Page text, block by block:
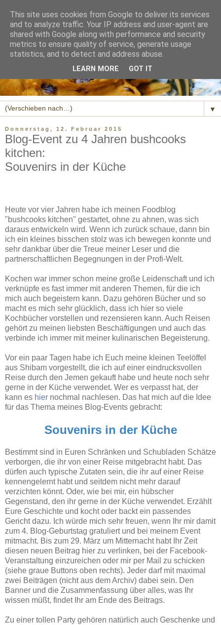
▼
Donnerstag, 12. Februar 2015
Blog-Event zu 4 Jahren bushcooks
kitchen:
Souvenirs in der Küche
Heute vor vier Jahren habe ich meinen Foodblog
"bushcooks kitchen" gestartet, ohne zu ahnen, was sich
daraus entwickeln wird. Wenn ich zurück schaue, dann bin
ich ein kleines bisschen stolz was ich bewegen konnte und
sehr dankbar über die Treue meiner Leser und die
partnerschaftlichen Begegnungen in der Profi-Welt.
Kochen war immer schon meine große Leidenschaft und ich
verknüpfe es fast immer mit anderen Themen, für die ich
mich auch begeistern kann. Dazu gehören Bücher und so
macht es mich sehr glücklich, dass ich hier so viele
Kochbücher vorstellen und rezensieren kann. Auch Reisen
gehört zu meinen liebsten Beschäftigungen und auch das
verbinde ich immer mit meiner kulinarischen Begeisterung.
Vor ein paar Tagen habe ich Euch meine kleinen Teelöffel
aus Shibam vorgestellt, die ich auf einer eindrucksvollen
Reise durch den Jemen gekauft habe und heute noch sehr
gerne in der Küche verwendet. Wer es verpasst hat, der
kann es hier nochmal nachlesen. Das hat mich auf die Idee
für das Thema meines Blog-Events gebracht:
Souvenirs in der Küche
Bestimmt sind in Euren Schränken und Schubladen Schätze
verborgen, die ihr von einer Reise mitgebracht habt. Das
dürfen auch typische Zutaten sein, die ihr auf einer Reise
kennengelernt habt und seitdem nicht mehr darauf
verzichten könnt. Oder, wie bei mir, ein hübscher
Gegenstand, den ihr gerne in der Küche verwendet. Erzählt
Eure Geschichte und kocht oder backt ein passendes
Gericht dazu. Ich würde mich sehr freuen, wenn Ihr mir damit
zum 4. Blog-Geburtstag gratuliert und bei meinem Event
mitmacht. Bis zum 29. März um Mitternacht habt Ihr Zeit
diesen neuen Beitrag hier zu verlinken, bei der Facebook-
Veranstaltung einzureichen oder mir per Mail zu schicken
(siehe graue Buttons oben rechts). Jeder darf mit maximal
zwei Beiträgen (nicht aus dem Archiv) dabei sein. Den
Banner und die Zusammenfassung über alles, was Ihr
wissen müßt, findet Ihr am Ende des Beitrags.
Zu einer tollen Party gehören natürlich auch Geschenke und
This site uses cookies from Google to deliver its services
and to analyze traffic. Your IP address and user-agent are
shared with Google along with performance and security
metrics to ensure quality of service, generate usage
statistics, and to detect and address abuse.
LEARN MORE GOT IT